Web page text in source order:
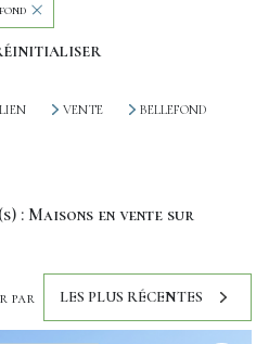
VENTE
BELLEFOND
: Maisons en vente sur
par LES PLUS RÉCENTES